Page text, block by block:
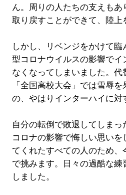
ん。周りの人たちの支えも
取り戻すことができて、陸上
しかし、リベンジをかけて
型コロナウイルスの影響でイ
なくなってしまいました。代
「全国高校大会」では雪辱
の、やはりインターハイに対
自分の転倒で敗退してしま
コロナの影響で悔しい思いを
てくれたすべての人のため、
で挑みます。日々の過酷な
しました。